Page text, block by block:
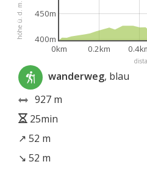
höhe ü. d. m.
0km 0.2km
400m
450m
wanderweg, blau
927 m
25min
↗ 52 m
↘ 52 m